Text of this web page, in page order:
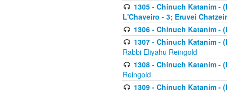
1305 - Chinuch Katanim -
L'Chaveiro - 3; Eruvei
1306 - Chinuch Katanim -
1307 - Chinuch Katanim -
Rabbi Eliyahu Reingold
1308 - Chinuch Katanim -
Reingold
1309 - Chinuch Katanim -